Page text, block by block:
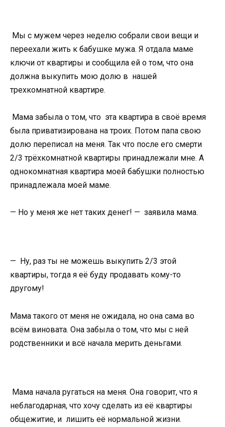
Мы с мужем через неделю собрали свои вещи и
переехали жить к бабушке мужа. Я отдала маме
ключи от квартиры и сообщила ей о том, что она
должна выкупить мою долю в нашей
трехкомнатной квартире.
Мама забыла о том, что эта квартира в своё время
была приватизирована на троих. Потом папа свою
долю переписал на меня. Так что после его смерти
2/3 трёхкомнатной квартиры принадлежали мне. А
однокомнатная квартира моей бабушки полностью
принадлежала моей маме.
— Но у меня же нет таких денег! — заявила мама.
— Ну, раз ты не можешь выкупить 2/3 этой
квартиры, тогда я её буду продавать кому-то
другому!
Мама такого от меня не ожидала, но она сама во
всём виновата. Она забыла о том, что мы с ней
родственники и всё начала мерить деньгами.
Мама начала ругаться на меня. Она говорит, что я
неблагодарная, что хочу сделать из её квартиры
общежитие, и лишить её нормальной жизни.